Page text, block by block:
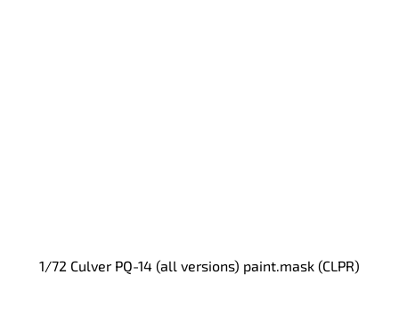
1/72 Culver PQ-14 (all versions) paint.mask (CLPR)